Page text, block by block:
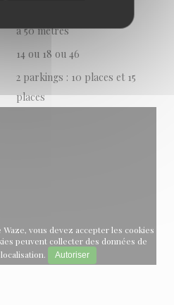
à 50 mètres
14 ou 18 ou 46
2 parkings : 10 places et 15
places
vous devez accepter les cookies
peuvent collecter des données de
Autoriser